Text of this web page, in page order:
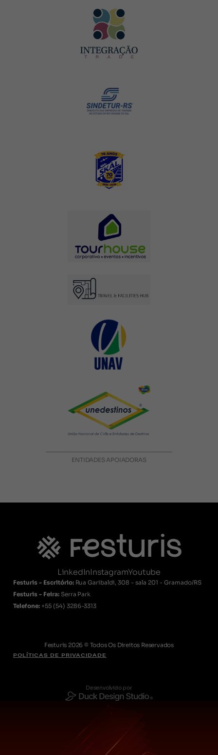
ENTIDADES APOIADORAS
LinkedInInstagramYoutube
Festuris - Escritório: Rua Garibaldi, 308 - sala 201 - Gramado/RS
Festuris - Feira: Serra Park
Telefone: +55 (54) 3286-3313
Festuris 2026 © Todos Os Direitos Reservados
POLÍTICAS DE PRIVACIDADE
Desenvolvido por